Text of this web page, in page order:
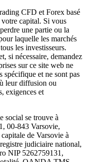
CFD et Forex basé
capital. Si vous
une partie ou la
laquelle les marchés
les investisseurs.
si nécessaire, demandez
sur ce site web ne
spécifique et ne sont pas
leur diffusion ou
exigences et
se trouve à
00-843 Varsovie,
de Varsovie à
judiciaire national,
NIP 5262759131,